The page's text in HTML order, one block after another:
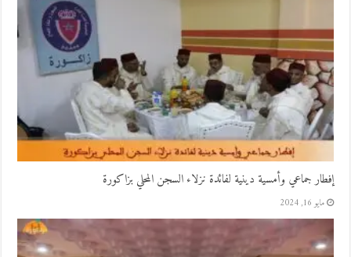
إفطار جماعي وأمسية دينية لفائدة نزلاء السجن المحلي بزاكورة
مايو 16, 2024